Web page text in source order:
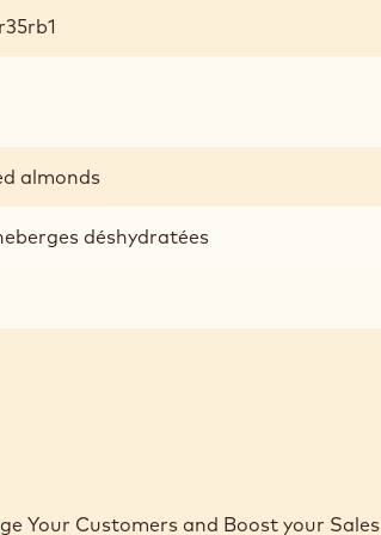
almonds
déshydratées
Your Customers and Boost your Sales